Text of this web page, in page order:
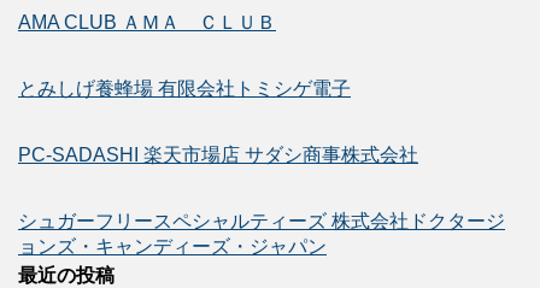
AMA CLUB ＡＭＡ ＣＬＵＢ
とみしげ養蜂場 有限会社トミシゲ電子
PC-SADASHI 楽天市場店 サダシ商事株式会社
シュガーフリースペシャルティーズ 株式会社ドクタージ
ョンズ・キャンディーズ・ジャパン
最近の投稿